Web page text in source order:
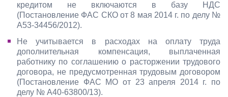
кредитом не включаются в базу НДС
(Постановление ФАС СКО от 8 мая 2014 г. по делу №
А53-34456/2012).
Не учитывается в расходах на оплату труда
дополнительная компенсация, выплаченная
работнику по соглашению о расторжении трудового
договора, не предусмотренная трудовым договором
(Постановление ФАС МО от 23 апреля 2014 г. по
делу № А40-63800/13).